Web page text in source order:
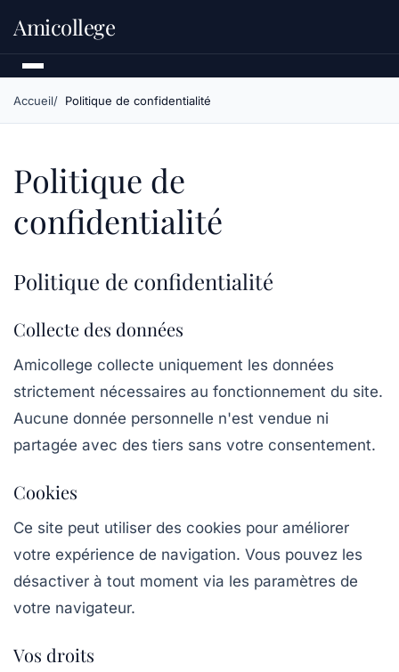
Amicollege
Accueil Politique de confidentialité
Politique de
confidentialité
Politique de confidentialité
Collecte des données
Amicollege collecte uniquement les données
strictement nécessaires au fonctionnement du site.
Aucune donnée personnelle n'est vendue ni
partagée avec des tiers sans votre consentement.
Cookies
Ce site peut utiliser des cookies pour améliorer
votre expérience de navigation. Vous pouvez les
désactiver à tout moment via les paramètres de
votre navigateur.
Vos droits